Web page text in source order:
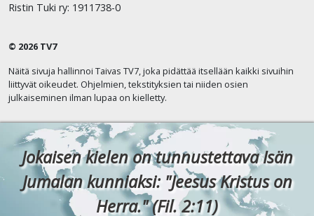
Ristin Tuki ry: 1911738-0
© 2026 TV7
Näitä sivuja hallinnoi Taivas TV7, joka pidättää itsellään kaikki sivuihin
liittyvät oikeudet. Ohjelmien, tekstityksien tai niiden osien
julkaiseminen ilman lupaa on kielletty.
Jokaisen kielen on tunnustettava Isän
Jumalan kunniaksi: "Jeesus Kristus on
Herra." (Fil. 2:11)